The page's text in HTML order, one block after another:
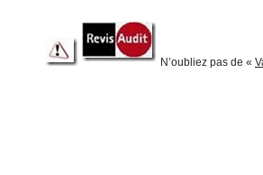
N’oubliez pas de «